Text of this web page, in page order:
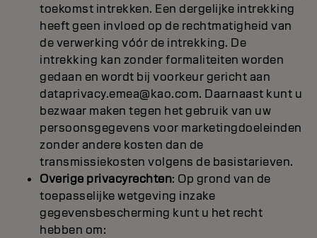
toekomst intrekken. Een dergelijke intrekking
heeft geen invloed op de rechtmatigheid van
de verwerking vóór de intrekking. De
intrekking kan zonder formaliteiten worden
gedaan en wordt bij voorkeur gericht aan
dataprivacy.emea@kao.com. Daarnaast kunt u
bezwaar maken tegen het gebruik van uw
persoonsgegevens voor marketingdoeleinden
zonder andere kosten dan de
transmissiekosten volgens de basistarieven.
Overige privacyrechten: Op grond van de
toepasselijke wetgeving inzake
gegevensbescherming kunt u het recht
hebben om: